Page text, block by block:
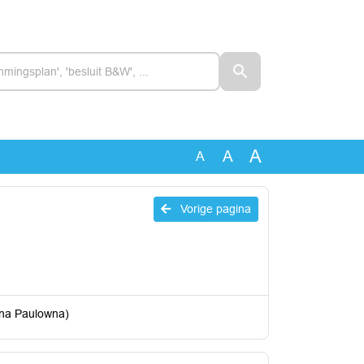
A A A
Vorige pagina
Paulowna)